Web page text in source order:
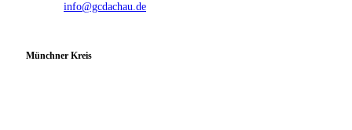
info@gcdachau.de
Münchner Kreis